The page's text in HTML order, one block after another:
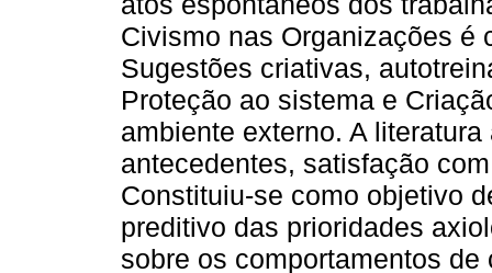
Civismo nas Organizações é
Sugestões criativas,
Proteção ao sistema e
ambiente externo. A
antecedentes, satisfação
Constituiu-se como objetivo
preditivo das prioridades
sobre os comportamentos